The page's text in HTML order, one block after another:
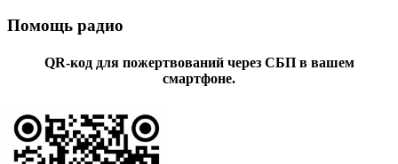
Помощь радио
QR-код для пожертвований через СБП в вашем
смартфоне.